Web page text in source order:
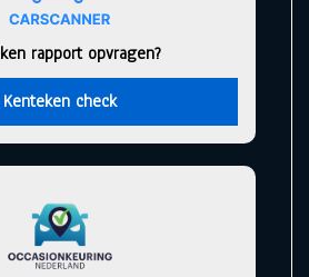
rapport opvragen?
Kenteken check